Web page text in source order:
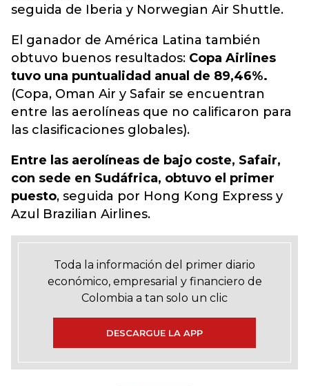
seguida de Iberia y Norwegian Air Shuttle.
El ganador de América Latina también
obtuvo buenos resultados: Copa Airlines
tuvo una puntualidad anual de 89,46%.
(Copa, Oman Air y Safair se encuentran
entre las aerolíneas que no calificaron para
las clasificaciones globales).
Entre las aerolíneas de bajo coste, Safair,
con sede en Sudáfrica, obtuvo el primer
puesto, seguida por Hong Kong Express y
Azul Brazilian Airlines.
Toda la información del primer diario
económico, empresarial y financiero de
Colombia a tan solo un clic
DESCARGUE LA APP